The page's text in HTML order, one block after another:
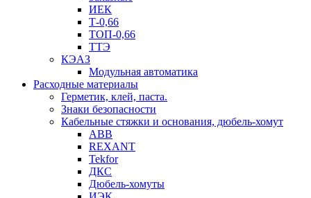
ИЕК
Т-0,66
ТОП-0,66
ТТЭ
КЭАЗ
Модульная автоматика
Расходные материалы
Герметик, клей, паста.
Знаки безопасности
Кабельные стяжки и основания, дюбель-хомут
ABB
REXANT
Tekfor
ДКС
Дюбель-хомуты